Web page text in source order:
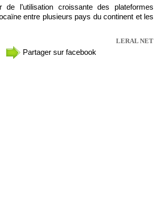
l’utilisation croissante des plateformes
entre plusieurs pays du continent et les
LERAL NET
Partager sur facebook